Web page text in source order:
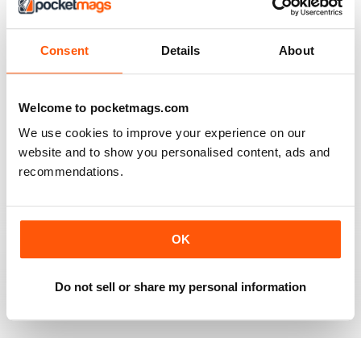
Consent Details About
Welcome to pocketmags.com
We use cookies to improve your experience on our
website and to show you personalised content, ads and
recommendations.
OK
Do not sell or share my personal information
0
1
VISUALIZZA LE RECENSIONI
HOOFBEATS
I have purchased this magazine for many many years
but have switched over to the digital version and I love